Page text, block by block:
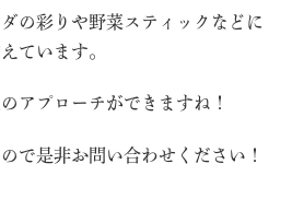
の彩りや野菜スティックなどに
ています。
アプローチができますね！
で是非お問い合わせください！